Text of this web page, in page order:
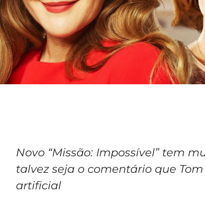
Novo “Missão: Impossível” tem
talvez seja o comentário que
artificial